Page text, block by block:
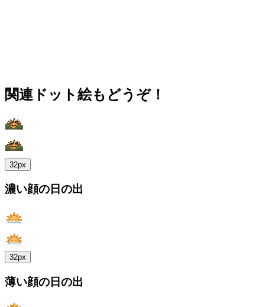
関連ドット絵もどうぞ！
32px
濃い顔の日の出
32px
薄い顔の日の出